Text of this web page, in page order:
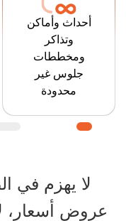
أحداث وأماكن
وتذاكر
ومخططات
جلوس غير
محدودة
المقاعد. قم
بتشغيل العديد
من الأحداث
المتزامنة في
العديد من
الأماكن حول
العالم.
لا يهزم في
عروض أسعار،